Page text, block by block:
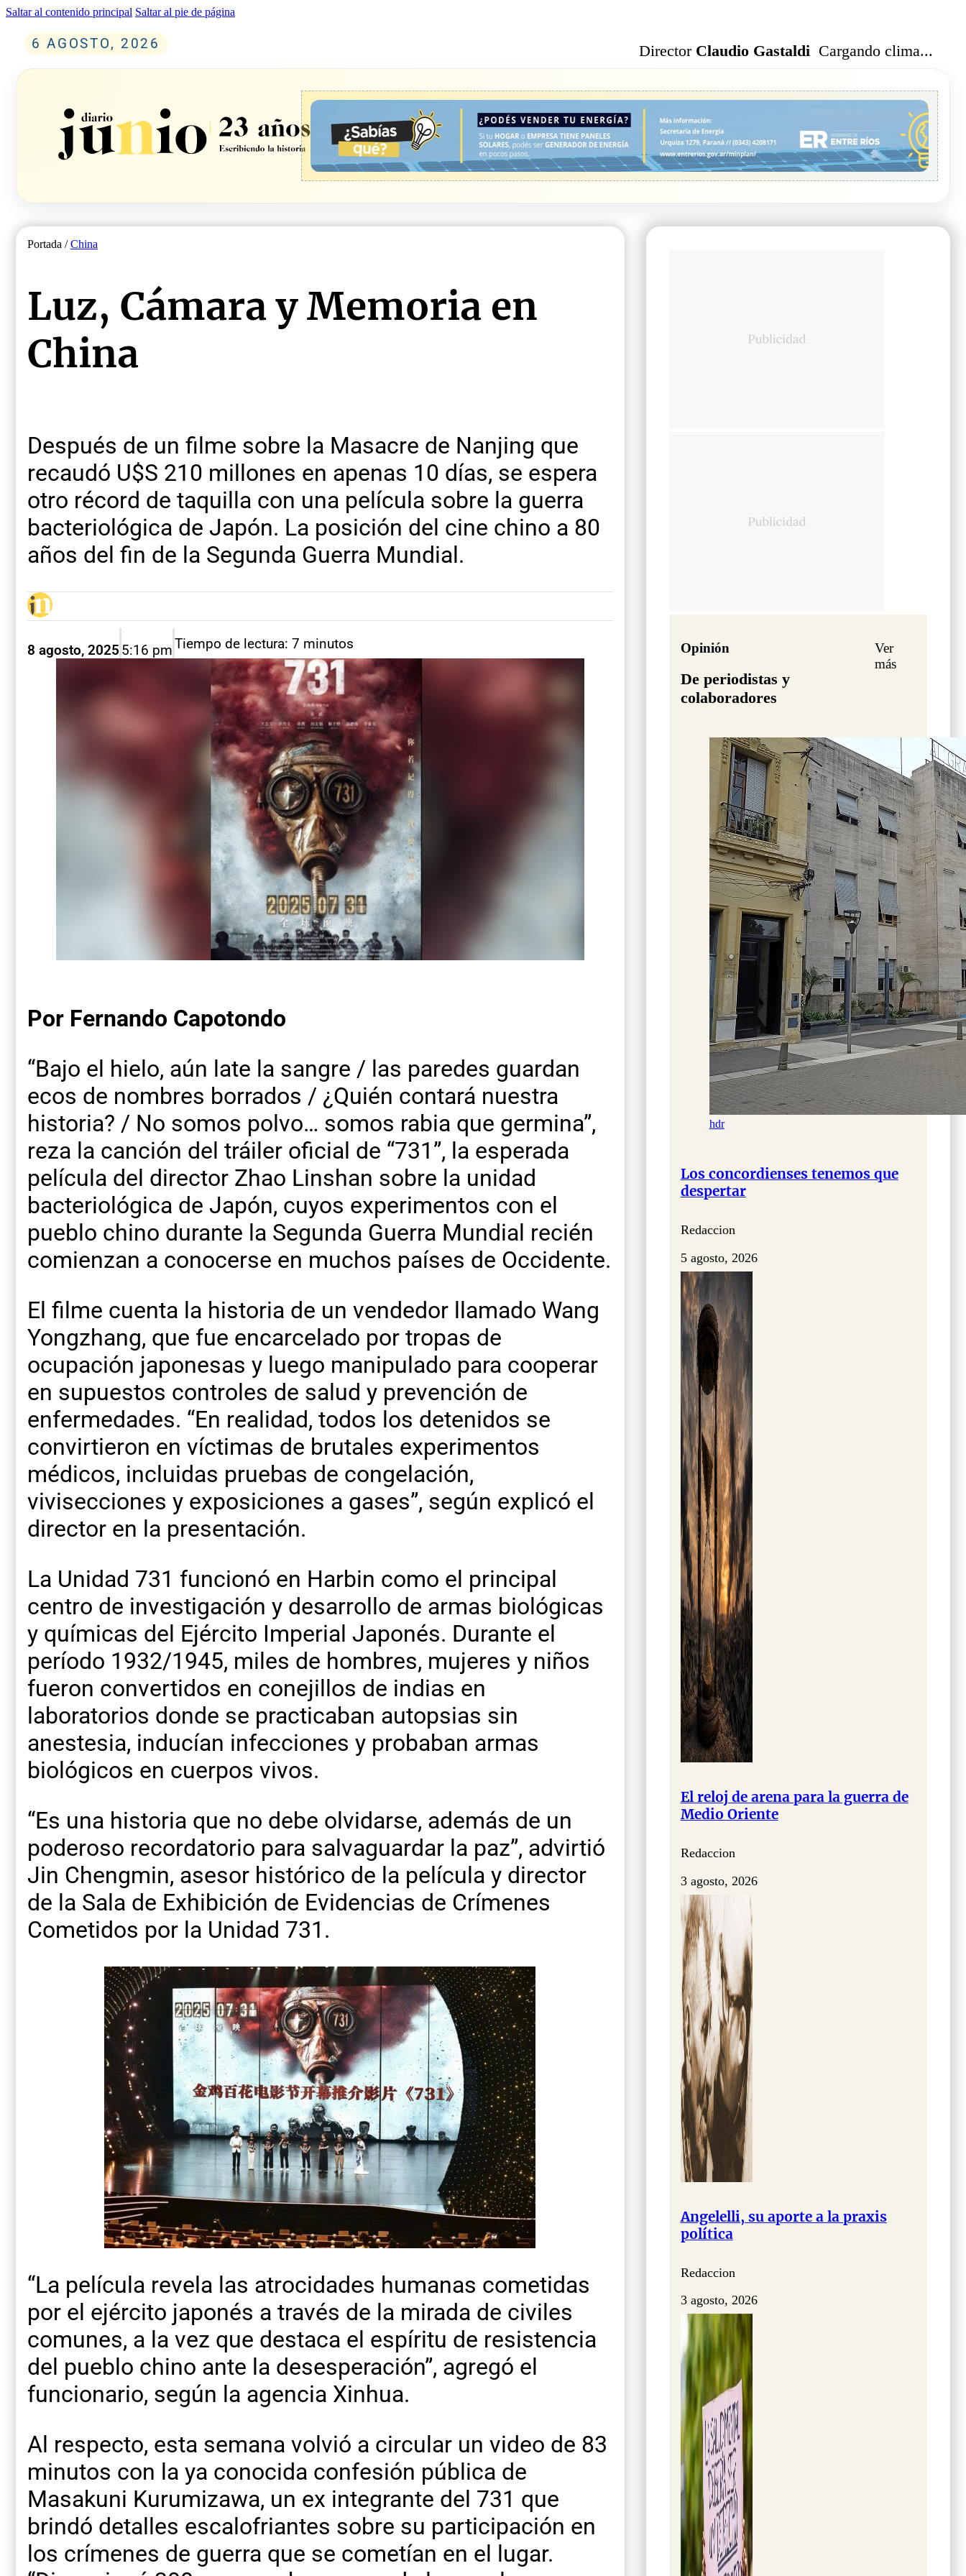
Saltar al contenido principal Saltar al pie de página
6 AGOSTO, 2026 Director Claudio Gastaldi Cargando clima...
Portada /China
Luz, Cámara y Memoria en
China
Después de un filme sobre la Masacre de Nanjing que
recaudó U$S 210 millones en apenas 10 días, se espera
otro récord de taquilla con una película sobre la guerra
bacteriológica de Japón. La posición del cine chino a 80
años del fin de la Segunda Guerra Mundial.
8 agosto, 2025 5:16 pmTiempo de lectura: 7 minutos
Por Fernando Capotondo
“Bajo el hielo, aún late la sangre / las paredes guardan
ecos de nombres borrados / ¿Quién contará nuestra
historia? / No somos polvo… somos rabia que germina”,
reza la canción del tráiler oficial de “731”, la esperada
película del director Zhao Linshan sobre la unidad
bacteriológica de Japón, cuyos experimentos con el
pueblo chino durante la Segunda Guerra Mundial recién
comienzan a conocerse en muchos países de Occidente.
El filme cuenta la historia de un vendedor llamado Wang
Yongzhang, que fue encarcelado por tropas de
ocupación japonesas y luego manipulado para cooperar
en supuestos controles de salud y prevención de
enfermedades. “En realidad, todos los detenidos se
convirtieron en víctimas de brutales experimentos
médicos, incluidas pruebas de congelación,
vivisecciones y exposiciones a gases”, según explicó el
director en la presentación.
La Unidad 731 funcionó en Harbin como el principal
centro de investigación y desarrollo de armas biológicas
y químicas del Ejército Imperial Japonés. Durante el
período 1932/1945, miles de hombres, mujeres y niños
fueron convertidos en conejillos de indias en
laboratorios donde se practicaban autopsias sin
anestesia, inducían infecciones y probaban armas
biológicos en cuerpos vivos.
“Es una historia que no debe olvidarse, además de un
poderoso recordatorio para salvaguardar la paz”, advirtió
Jin Chengmin, asesor histórico de la película y director
de la Sala de Exhibición de Evidencias de Crímenes
Cometidos por la Unidad 731.
“La película revela las atrocidades humanas cometidas
por el ejército japonés a través de la mirada de civiles
comunes, a la vez que destaca el espíritu de resistencia
del pueblo chino ante la desesperación”, agregó el
funcionario, según la agencia Xinhua.
Al respecto, esta semana volvió a circular un video de 83
minutos con la ya conocida confesión pública de
Masakuni Kurumizawa, un ex integrante del 731 que
brindó detalles escalofriantes sobre su participación en
los crímenes de guerra que se cometían en el lugar.
Opinión
De periodistas y
colaboradores
Ver
más
hdr
Los concordienses tenemos que
despertar
Redaccion
5 agosto, 2026
El reloj de arena para la guerra de
Medio Oriente
Redaccion
3 agosto, 2026
Angelelli, su aporte a la praxis
política
Redaccion
3 agosto, 2026